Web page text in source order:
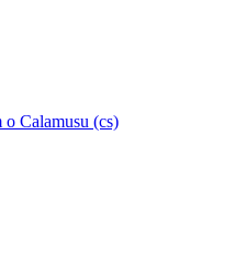
Calamusu (cs)